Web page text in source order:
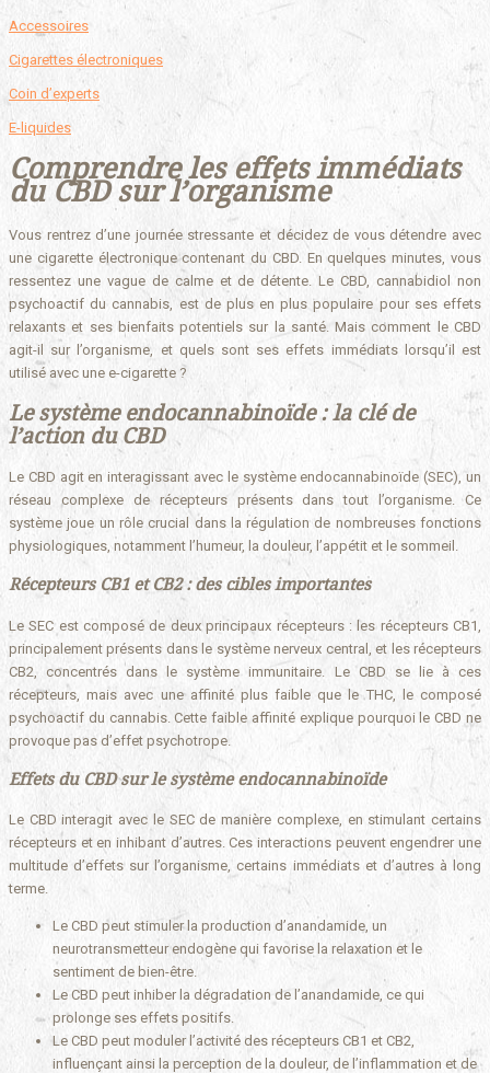
Accessoires
Cigarettes électroniques
Coin d’experts
E-liquides
Comprendre les effets immédiats
du CBD sur l’organisme
Vous rentrez d’une journée stressante et décidez de vous détendre avec
une cigarette électronique contenant du CBD. En quelques minutes, vous
ressentez une vague de calme et de détente. Le CBD, cannabidiol non
psychoactif du cannabis, est de plus en plus populaire pour ses effets
relaxants et ses bienfaits potentiels sur la santé. Mais comment le CBD
agit-il sur l’organisme, et quels sont ses effets immédiats lorsqu’il est
utilisé avec une e-cigarette ?
Le système endocannabinoïde : la clé de
l’action du CBD
Le CBD agit en interagissant avec le système endocannabinoïde (SEC), un
réseau complexe de récepteurs présents dans tout l’organisme. Ce
système joue un rôle crucial dans la régulation de nombreuses fonctions
physiologiques, notamment l’humeur, la douleur, l’appétit et le sommeil.
Récepteurs CB1 et CB2 : des cibles importantes
Le SEC est composé de deux principaux récepteurs : les récepteurs CB1,
principalement présents dans le système nerveux central, et les récepteurs
CB2, concentrés dans le système immunitaire. Le CBD se lie à ces
récepteurs, mais avec une affinité plus faible que le THC, le composé
psychoactif du cannabis. Cette faible affinité explique pourquoi le CBD ne
provoque pas d’effet psychotrope.
Effets du CBD sur le système endocannabinoïde
Le CBD interagit avec le SEC de manière complexe, en stimulant certains
récepteurs et en inhibant d’autres. Ces interactions peuvent engendrer une
multitude d’effets sur l’organisme, certains immédiats et d’autres à long
terme.
Le CBD peut stimuler la production d’anandamide, un
neurotransmetteur endogène qui favorise la relaxation et le
sentiment de bien-être.
Le CBD peut inhiber la dégradation de l’anandamide, ce qui
prolonge ses effets positifs.
Le CBD peut moduler l’activité des récepteurs CB1 et CB2,
influençant ainsi la perception de la douleur, de l’inflammation et de